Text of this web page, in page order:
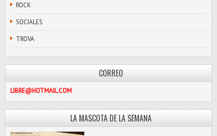
ROCK
SOCIALES
TROVA
CORREO
PASCOLIBRE@HOTMAIL.COM
LA MASCOTA DE LA SEMANA